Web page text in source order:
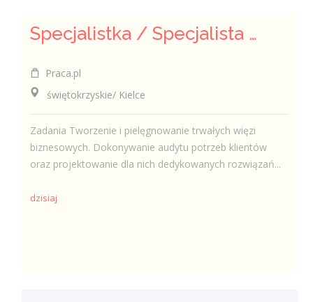
Specjalistka / Specjalista ds. Sprzedaży ubezpieczeń
Praca.pl
świętokrzyskie/ Kielce
Zadania Tworzenie i pielęgnowanie trwałych więzi
biznesowych. Dokonywanie audytu potrzeb klientów
oraz projektowanie dla nich dedykowanych rozwiązań...
dzisiaj